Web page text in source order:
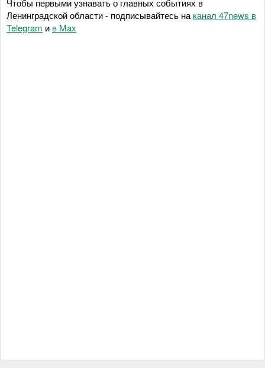
Чтобы первыми узнавать о главных событиях в
Ленинградской области - подписывайтесь на канал 47news в
Telegram и в Maх